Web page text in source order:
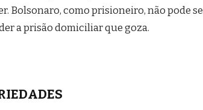
Bolsonaro, como prisioneiro, não pode se
a prisão domiciliar que goza.